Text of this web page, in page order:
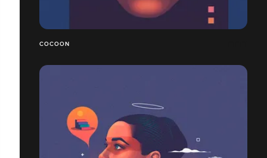
COCOON